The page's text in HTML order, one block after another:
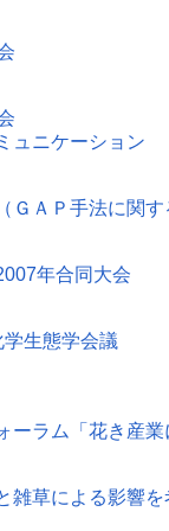
ュニケーション
ＧＡＰ手法に関す
年合同大会
生態学会議
ーラム「花き産
雑草による影響を